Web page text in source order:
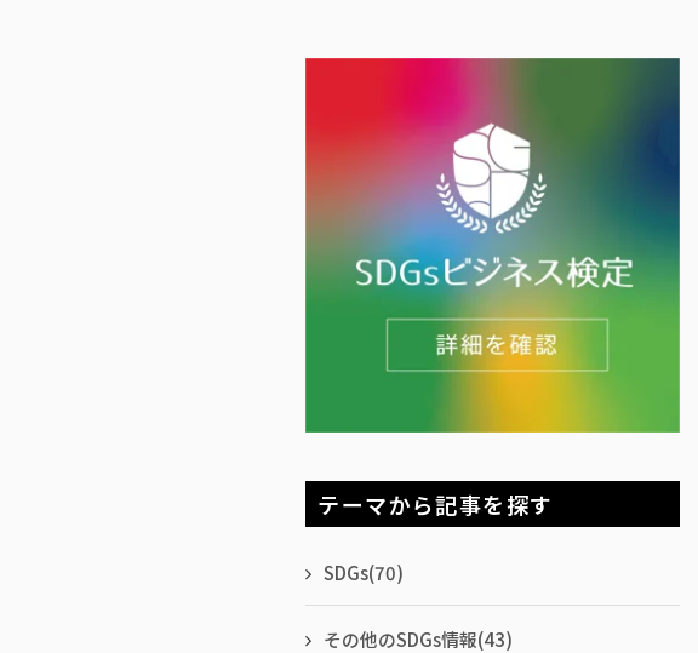
テーマから記事を探す
SDGs(70)
その他のSDGs情報(43)